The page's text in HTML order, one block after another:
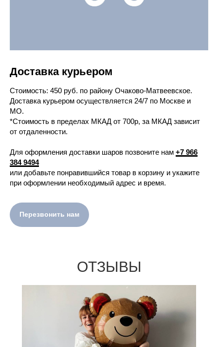
Доставка курьером
Cтоимость: 450 руб. по району Очаково-Матвеевское.
Доставка курьером осуществляется 24/7 по Москве и
МО.
*Стоимость в пределах МКАД от 700р, за МКАД зависит
от отдаленности.
Для оформления доставки шаров позвоните нам +7 966
384 9494
или добавьте понравившийся товар в корзину и укажите
при оформлении необходимый адрес и время.
Перезвонить нам
ОТЗЫВЫ